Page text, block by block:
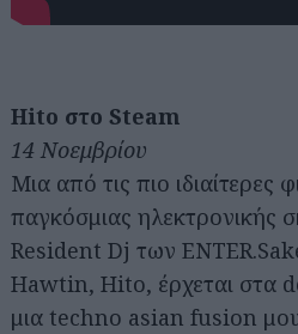
Hito στο Steam
14 Νοεμβρίου
Μια από τις πιο ιδιαίτερες
παγκόσμιας ηλεκτρονικής
Resident Dj των
Hawtin, Hito, έρχεται στα
μια techno asian fusion